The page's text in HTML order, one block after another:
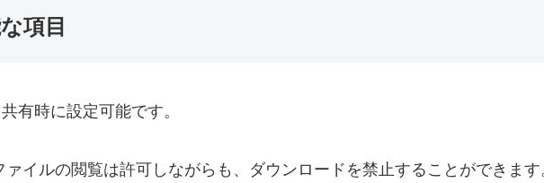
項目
有時に設定可能です。
ァイルの閲覧は許可しながらも、ダウンロードを禁止することができます